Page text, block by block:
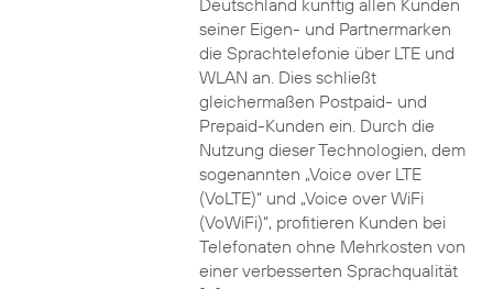
Deutschland künftig allen Kunden
seiner Eigen- und Partnermarken
die Sprachtelefonie über LTE und
WLAN an. Dies schließt
gleichermaßen Postpaid- und
Prepaid-Kunden ein. Durch die
Nutzung dieser Technologien, dem
sogenannten „Voice over LTE
(VoLTE)“ und „Voice over WiFi
(VoWiFi)“, profitieren Kunden bei
Telefonaten ohne Mehrkosten von
einer verbesserten Sprachqualität